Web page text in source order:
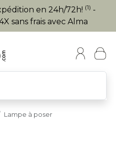
en 24h/72h! (1) -
sans frais avec Alma
Lampe à poser